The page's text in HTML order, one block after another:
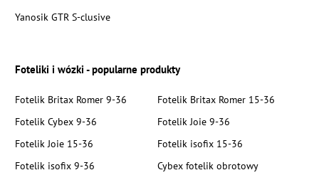
Yanosik GTR S-clusive
Foteliki i wózki - popularne produkty
Fotelik Britax Romer 9-36
Fotelik Britax Romer 15-36
Fotelik Cybex 9-36
Fotelik Joie 9-36
Fotelik Joie 15-36
Fotelik isofix 15-36
Fotelik isofix 9-36
Cybex fotelik obrotowy